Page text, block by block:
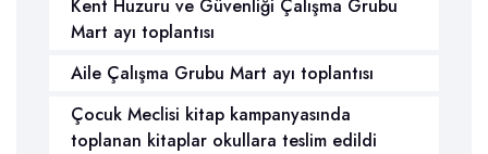
Kent Huzuru ve Güvenliği Çalışma Grubu
Mart ayı toplantısı
Aile Çalışma Grubu Mart ayı toplantısı
Çocuk Meclisi kitap kampanyasında
toplanan kitaplar okullara teslim edildi